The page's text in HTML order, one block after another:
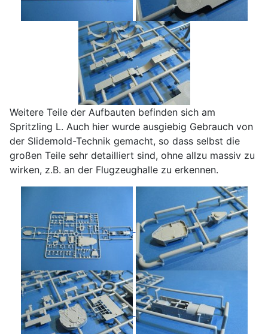
Weitere Teile der Aufbauten befinden sich am
Spritzling L. Auch hier wurde ausgiebig Gebrauch von
der Slidemold-Technik gemacht, so dass selbst die
großen Teile sehr detailliert sind, ohne allzu massiv zu
wirken, z.B. an der Flugzeughalle zu erkennen.